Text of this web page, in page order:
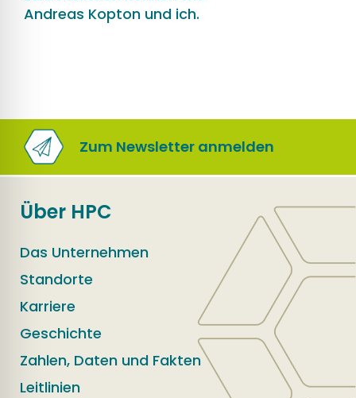
Andreas Kopton und ich.
Zum Newsletter anmelden
Über HPC
Das Unternehmen
Standorte
Karriere
Geschichte
Zahlen, Daten und Fakten
Leitlinien